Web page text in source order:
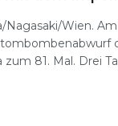
Nagasaki/Wien.
zum 81. Mal. Drei